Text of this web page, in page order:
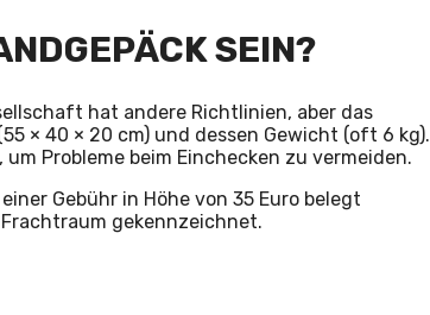
SEIN?
hat andere Richtlinien, aber das
× 40 × 20 cm) und dessen Gewicht (oft 6 kg).
Probleme beim Einchecken zu vermeiden.
Gebühr in Höhe von 35 Euro belegt
gekennzeichnet.